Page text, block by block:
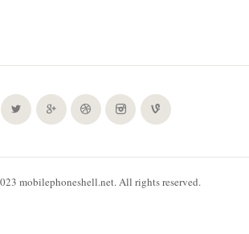
mobilephoneshell.net. All rights reserved.